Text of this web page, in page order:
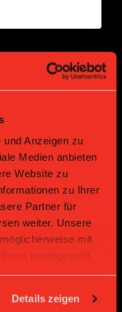
Anzeigen zu
Medien anbieten
Website zu
zu Ihrer
Partner für
weiter. Unsere
mit
bereitgestellt
Details zeigen
Partner